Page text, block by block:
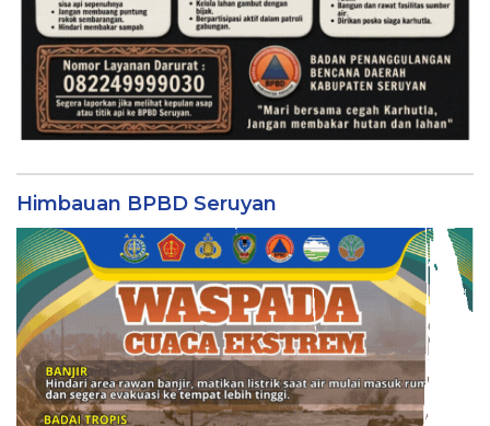
Himbauan BPBD Seruyan